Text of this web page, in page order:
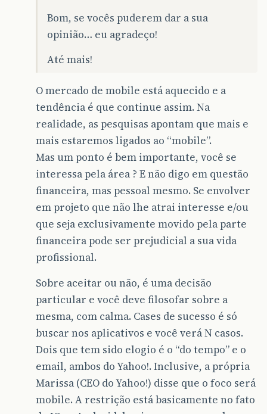
Bom, se vocês puderem dar a sua
opinião… eu agradeço!
Até mais!
O mercado de mobile está aquecido e a
tendência é que continue assim. Na
realidade, as pesquisas apontam que mais e
mais estaremos ligados ao “mobile”.
Mas um ponto é bem importante, você se
interessa pela área ? E não digo em questão
financeira, mas pessoal mesmo. Se envolver
em projeto que não lhe atrai interesse e/ou
que seja exclusivamente movido pela parte
financeira pode ser prejudicial a sua vida
profissional.
Sobre aceitar ou não, é uma decisão
particular e você deve filosofar sobre a
mesma, com calma. Cases de sucesso é só
buscar nos aplicativos e você verá N casos.
Dois que tem sido elogio é o “do tempo” e o
email, ambos do Yahoo!. Inclusive, a própria
Marissa (CEO do Yahoo!) disse que o foco será
mobile. A restrição está basicamente no fato